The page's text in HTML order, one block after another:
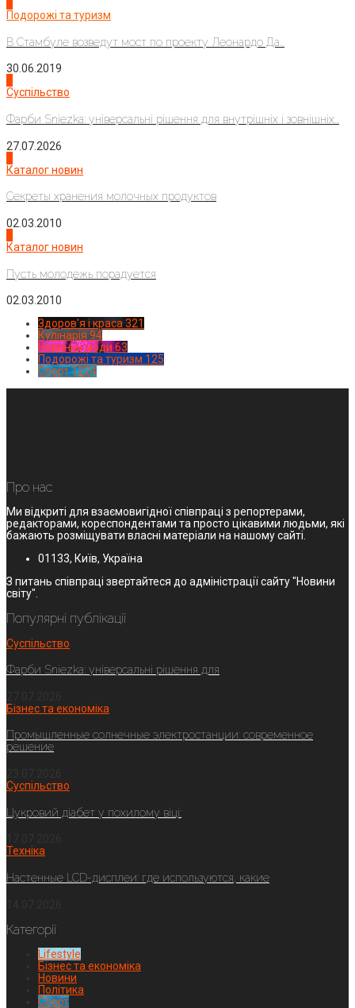
Подорожі та туризм
В Стамбуле возведут мост по проекту Леонардо Да...
30.06.2019
Суспільство
Фарби Sniezka: універсальні рішення для внутрішніх і зовнішніх...
27.07.2026
Каталог новин
Секреты хранения молочных продуктов
02.03.2010
Каталог новин
Пусть молодежь порадуется
02.03.2010
Здоров'я і краса 321
Кулінарія 94
Новинки моди 63
Подорожі та туризм 125
Спорт1224
Про нас
Ми відкриті для взаємовигідної співпраці з репортерами,
редакторами, кореспондентами та просто цікавими людьми, які
бажають розміщувати власні матеріали на нашому сайті.
01133, Київ, Україна
З питань співпраці звертайтеся до адміністрації сайту "Новини
світу".
Популярні публікації
Суспільство
Фарби Sniezka: універсальні рішення для
Бізнес та економіка
Промышленные солнечные электростанции: современное
решение
Суспільство
Цукровий діабет у похилому віці:
Техніка
Настенные LCD-дисплеи: где используются, какие
Категорії
Lifestyle
Бізнес та економіка
Новини
Політика
Спорт